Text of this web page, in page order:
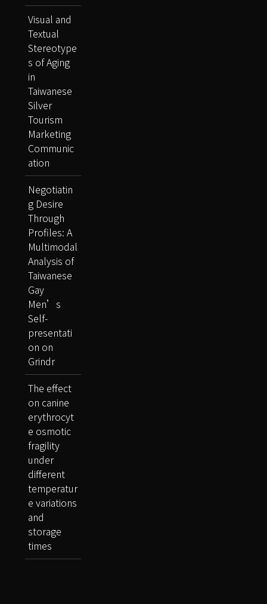
Visual and
Textual
Stereotype
s of Aging
in
Taiwanese
Silver
Tourism
Marketing
Communic
ation
Negotiatin
g Desire
Through
Profiles: A
Multimodal
Analysis of
Taiwanese
Gay
Men’s
Self-
presentati
on on
Grindr
The effect
on canine
erythrocyt
e osmotic
fragility
under
different
temperatur
e variations
and
storage
times